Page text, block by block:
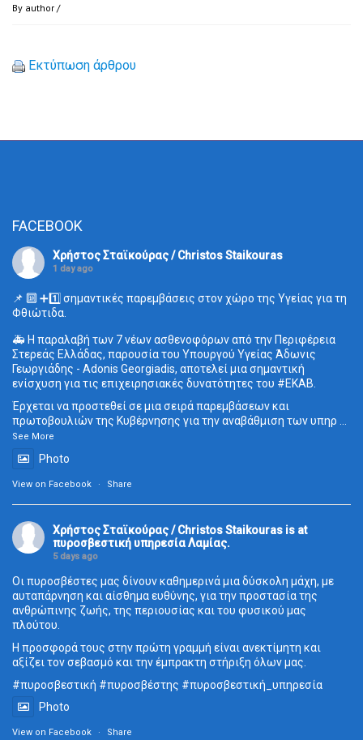
By author /
Εκτύπωση άρθρου
FACEBOOK
Χρήστος Σταϊκούρας / Christos Staikouras
1 day ago
📌 🔟 ➕1️⃣ σημαντικές παρεμβάσεις στον χώρο της Υγείας για τη
Φθιώτιδα.
🚑 Η παραλαβή των 7 νέων ασθενοφόρων από την Περιφέρεια
Στερεάς Ελλάδας, παρουσία του Υπουργού Υγείας Άδωνις
Γεωργιάδης - Adonis Georgiadis, αποτελεί μια σημαντική
ενίσχυση για τις επιχειρησιακές δυνατότητες του #ΕΚΑΒ.
Έρχεται να προστεθεί σε μια σειρά παρεμβάσεων και
πρωτοβουλιών της Κυβέρνησης για την αναβάθμιση των υπηρ ...
See More
Photo
View on Facebook · Share
Χρήστος Σταϊκούρας / Christos Staikouras is at
πυροσβεστική υπηρεσία Λαμίας.
5 days ago
Οι πυροσβέστες μας δίνουν καθημερινά μια δύσκολη μάχη, με
αυταπάρνηση και αίσθημα ευθύνης, για την προστασία της
ανθρώπινης ζωής, της περιουσίας και του φυσικού μας
πλούτου.
Η προσφορά τους στην πρώτη γραμμή είναι ανεκτίμητη και
αξίζει τον σεβασμό και την έμπρακτη στήριξη όλων μας.
#πυροσβεστική #πυροσβέστης #πυροσβεστική_ υπηρεσία
Photo
View on Facebook · Share